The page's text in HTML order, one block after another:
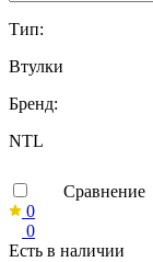
Тип:
Втулки
Бренд:
NTL
Сравнение
0
0
Есть в наличии